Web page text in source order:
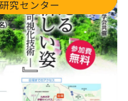
究センター